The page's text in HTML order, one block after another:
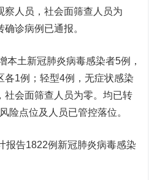
察人员，社会面筛查人员为
诊病例已通报。
土新冠肺炎病毒感染者5例，
各1例；轻型4例，无症状感染
社会面筛查人员为零。均已转
险点位及人员已管控落位。
报告1822例新冠肺炎病毒感染